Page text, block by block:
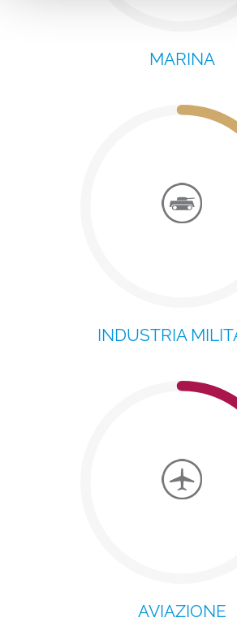
MARINA
INDUSTRIA
AVIAZIONE